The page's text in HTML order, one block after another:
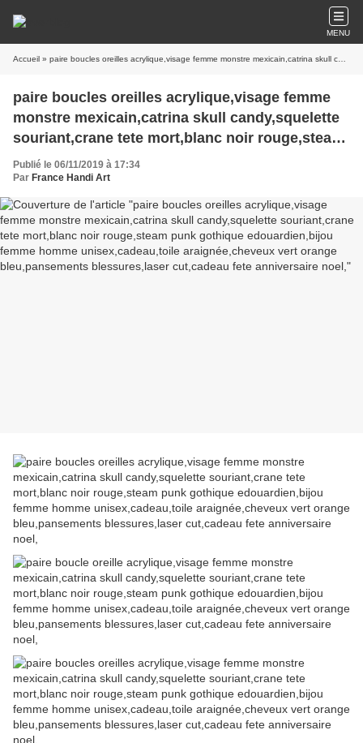
MENU
Accueil » paire boucles oreilles acrylique,visage femme monstre mexicain,catrina skull candy,squelette souriant,crane tete mort,blanc noir rouge,steam punk gothique edouardien,bijou femme homme unisex,cadeau,toile araignée,cheveux vert orange bleu,pansements blessures,laser cut,cadeau fete anniversaire noel,
paire boucles oreilles acrylique,visage femme
monstre mexicain,catrina skull candy,squelette
souriant,crane tete mort,blanc noir rouge,steam
punk gothique edouardien,bijou femme homme
unisex,cadeau,toile araignée,cheveux vert
orange bleu,pansements blessures,laser
cut,cadeau fete anniversaire noel,
Publié le 06/11/2019 à 17:34
Par France Handi Art